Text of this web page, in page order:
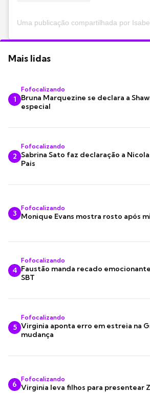
Mais lidas
1
Fofocalizando
Bruna Marquezine se declara a
especial
2
Fofocalizando
Sabrina Sato faz declaração a
Pais
3
Fofocalizando
Monique Evans mostra rosto após
4
Fofocalizando
Faustão manda recado emocionante
SBT
5
Fofocalizando
Virginia aponta erro em estreia na
mudança
6
Fofocalizando
Virginia leva filhos para presentear